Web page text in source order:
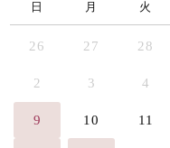
日 月 火
26 27 28
2 3 4
9 10 11